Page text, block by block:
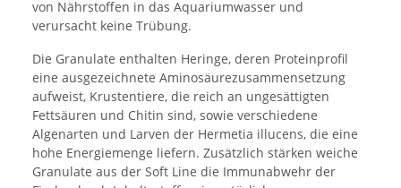
von Nährstoffen in das Aquariumwasser und
verursacht keine Trübung.
Die Granulate enthalten Heringe, deren Proteinprofil
eine ausgezeichnete Aminosäurezusammensetzung
aufweist, Krustentiere, die reich an ungesättigten
Fettsäuren und Chitin sind, sowie verschiedene
Algenarten und Larven der Hermetia illucens, die eine
hohe Energiemenge liefern. Zusätzlich stärken weiche
Granulate aus der Soft Line die Immunabwehr der